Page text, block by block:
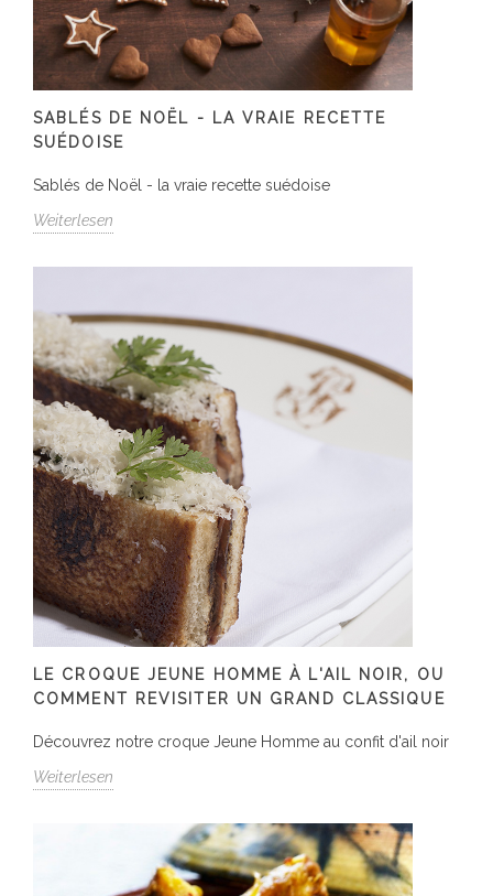
SABLÉS DE NOËL - LA VRAIE RECETTE
SUÉDOISE
Sablés de Noël - la vraie recette suédoise
Weiterlesen
LE CROQUE JEUNE HOMME À L'AIL NOIR, OU
COMMENT REVISITER UN GRAND CLASSIQUE
Découvrez notre croque Jeune Homme au confit d'ail noir
Weiterlesen